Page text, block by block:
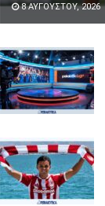
8 ΑΥΓΟΎΣΤΟΥ, 2026